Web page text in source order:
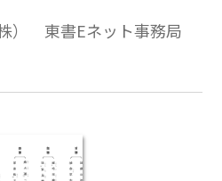
） 東書Eネット事務局